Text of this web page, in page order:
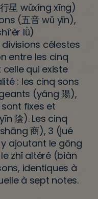
星 wǔxíng xīng)
(五音 wǔ yīn),
lǜ)
célestes
entre les cinq
qui existe
: les cinq sons
(yáng 陽),
fixes et
陰). Les cinq
商), 3 (jué
y ajoutant le gōng
zhǐ altéré (biàn
identiques à
à sept notes.